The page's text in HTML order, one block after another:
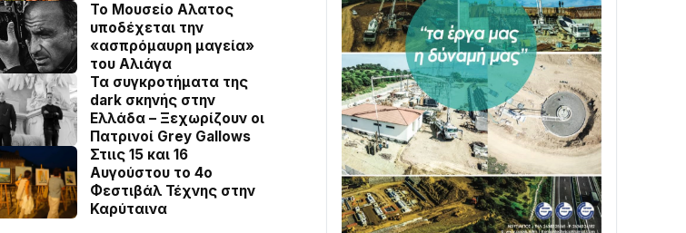
Το Μουσείο Αλατος
υποδέχεται την
«ασπρόμαυρη μαγεία»
του Αλιάγα
Τα συγκροτήματα της
dark σκηνής στην
Ελλάδα – Ξεχωρίζουν οι
Πατρινοί Grey Gallows
Στιις 15 και 16
Αυγούστου το 4ο
Φεστιβάλ Τέχνης στην
Καρύταινα